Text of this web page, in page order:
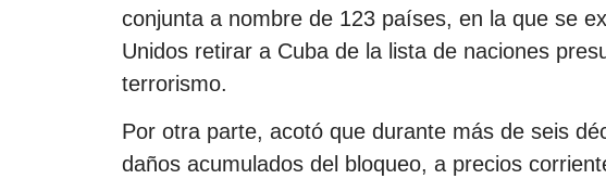
conjunta a nombre de 123 países, en la que se
Unidos retirar a Cuba de la lista de naciones
terrorismo.
Por otra parte, acotó que durante más de seis
daños acumulados del bloqueo, a precios